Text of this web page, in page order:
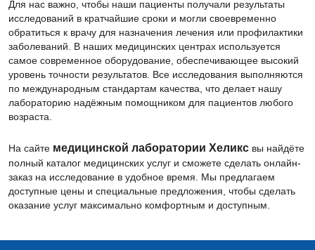
Для нас важно, чтобы наши пациенты получали результаты
исследований в кратчайшие сроки и могли своевременно
обратиться к врачу для назначения лечения или профилактики
заболеваний. В наших медицинских центрах используется
самое современное оборудование, обеспечивающее высокий
уровень точности результатов. Все исследования выполняются
по международным стандартам качества, что делает нашу
лабораторию надёжным помощником для пациентов любого
возраста.
На сайте медицинской лаборатории Хеликс вы найдёте
полный каталог медицинских услуг и сможете сделать онлайн-
заказ на исследование в удобное время. Мы предлагаем
доступные цены и специальные предложения, чтобы сделать
оказание услуг максимально комфортным и доступным.